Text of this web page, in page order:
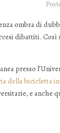
ombra di
dibattiti.
presso
della bicicletta
e anche